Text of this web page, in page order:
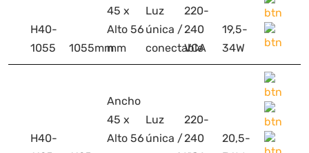
H40-
1055
1055mm
45 x
Alto 56
mm
Luz
única /
conectable
220-
240
VCA
19,5-
34W
H40-
Ancho
45 x
Alto 56
Luz
única /
220-
240
20,5-